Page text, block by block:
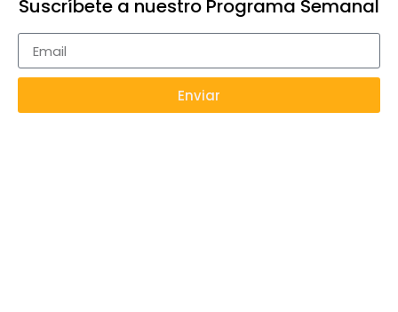
Suscríbete a nuestro Programa Semanal
Enviar